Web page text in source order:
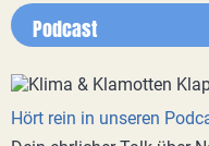
Podcast
Hört rein in unseren